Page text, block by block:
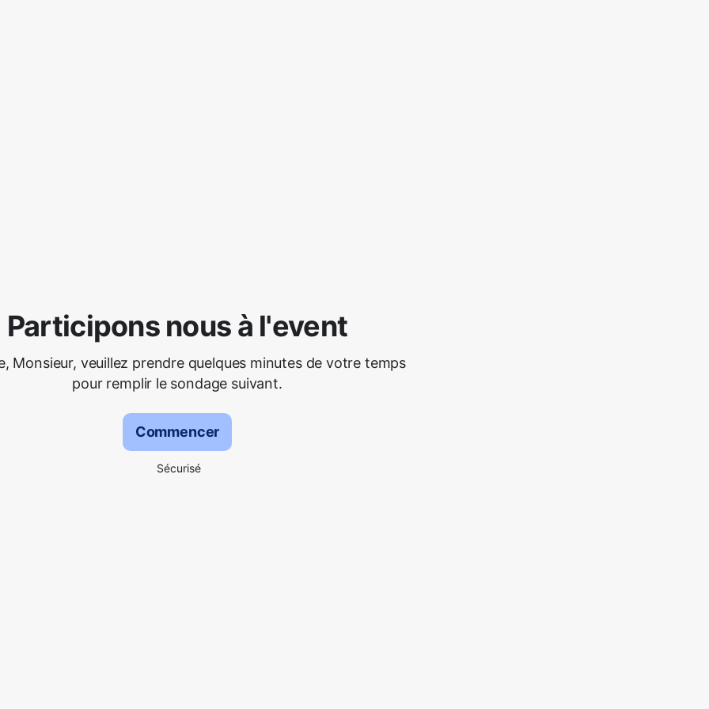
Participons nous à l'event
Monsieur, veuillez prendre quelques minutes de votre temps
pour remplir le sondage suivant.
Commencer
Sécurisé